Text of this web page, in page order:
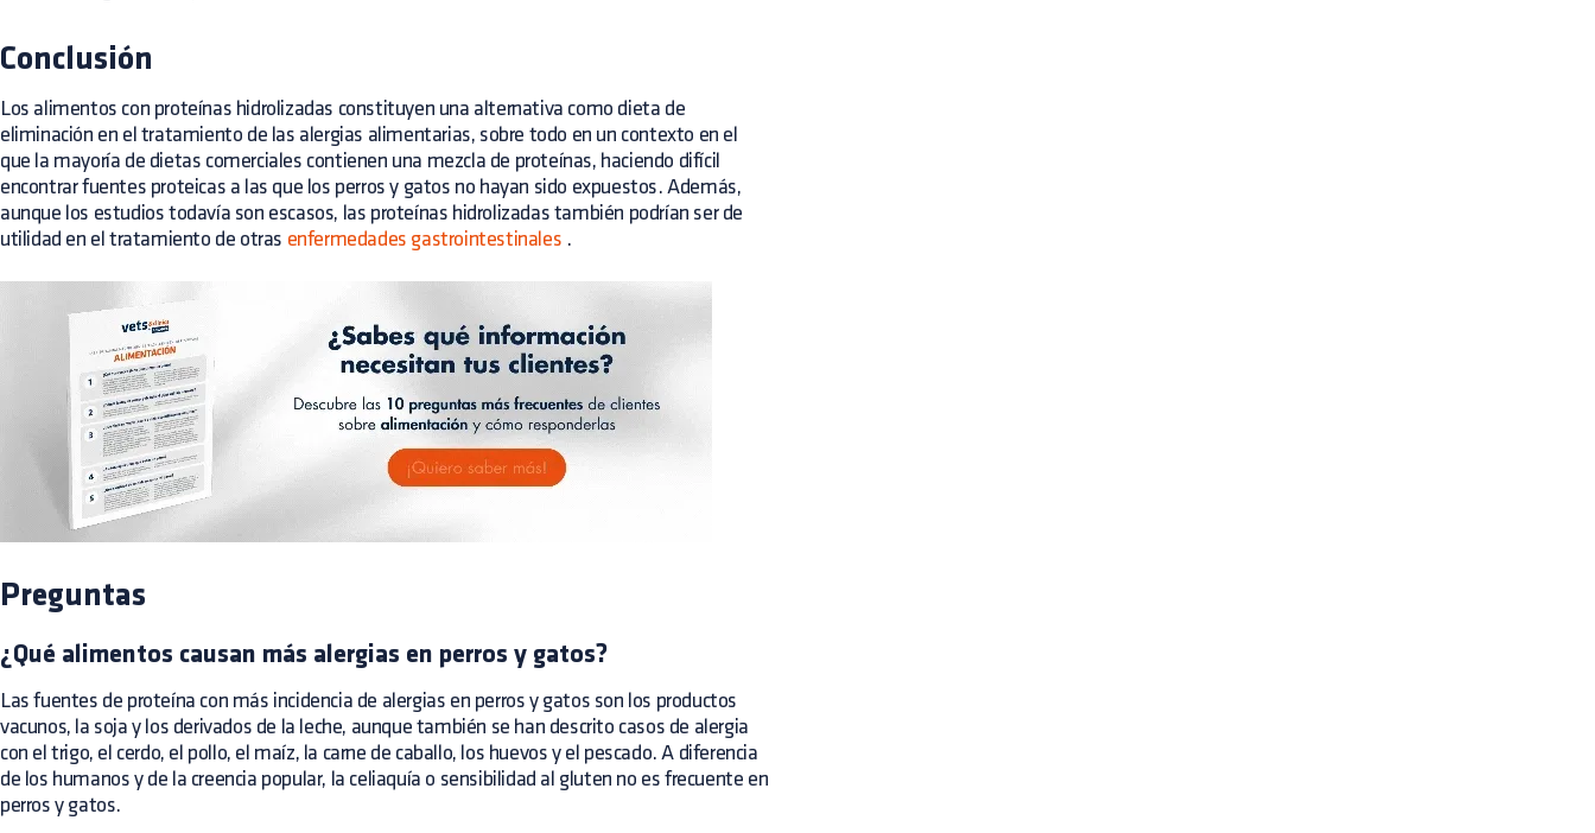
Conclusión
Los alimentos con proteínas hidrolizadas constituyen una alternativa como dieta de
eliminación en el tratamiento de las alergias alimentarias, sobre todo en un contexto en el
que la mayoría de dietas comerciales contienen una mezcla de proteínas, haciendo difícil
encontrar fuentes proteicas a las que los perros y gatos no hayan sido expuestos. Además,
aunque los estudios todavía son escasos, las proteínas hidrolizadas también podrían ser de
utilidad en el tratamiento de otras enfermedades gastrointestinales .
Preguntas
¿Qué alimentos causan más alergias en perros y gatos?
Las fuentes de proteína con más incidencia de alergias en perros y gatos son los productos
vacunos, la soja y los derivados de la leche, aunque también se han descrito casos de alergia
con el trigo, el cerdo, el pollo, el maíz, la carne de caballo, los huevos y el pescado. A diferencia
de los humanos y de la creencia popular, la celiaquía o sensibilidad al gluten no es frecuente en
perros y gatos.